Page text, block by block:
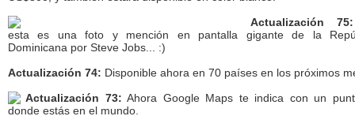
Actualización 75:
esta es una foto y mención en pantalla gigante de la
Dominicana por Steve Jobs... :)
Actualización 74: Disponible ahora en 70 países en los próximos
Actualización 73: Ahora Google Maps te indica con un
donde estás en el mundo.